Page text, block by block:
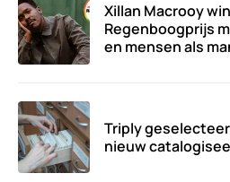
Xillan Macrooy
Regenboogprijs
en mensen als
Triply
nieuw